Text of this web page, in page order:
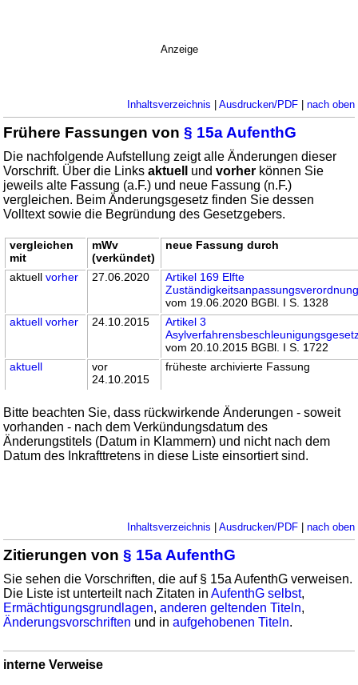
Anzeige
Inhaltsverzeichnis | Ausdrucken/PDF| nach oben
Frühere Fassungen von§ 15a AufenthG
Die nachfolgende Aufstellung zeigt alle Änderungen dieser
Vorschrift. Über die Linksaktuell undvorher können Sie
jeweils alte Fassung (a.F.) und neue Fassung (n.F.)
vergleichen. Beim Änderungsgesetz finden Sie dessen
Volltext sowie die Begründung des Gesetzgebers.
vergleichen
mit
mWv
(verkündet)
neue Fassung durch
aktuellvorher 27.06.2020
Artikel 169 Elfte
vom 19.06.2020 BGBl. I S. 1328
aktuell vorher 24.10.2015
Artikel 3
vom 20.10.2015 BGBl. I S. 1722
aktuell
vor
24.10.2015
früheste archivierte Fassung
Bitte beachten Sie, dass rückwirkende Änderungen - soweit
vorhanden - nach dem Verkündungsdatum des
Änderungstitels (Datum in Klammern) und nicht nach dem
Datum des Inkrafttretens in diese Liste einsortiert sind.
Inhaltsverzeichnis | Ausdrucken/PDF| nach oben
Zitierungen von§ 15a AufenthG
Sie sehen die Vorschriften, die auf § 15a AufenthG verweisen.
Die Liste ist unterteilt nach Zitaten inAufenthG selbst,
Ermächtigungsgrundlagen,anderen geltenden Titeln,
Änderungsvorschriften und inaufgehobenen Titeln.
interne Verweise